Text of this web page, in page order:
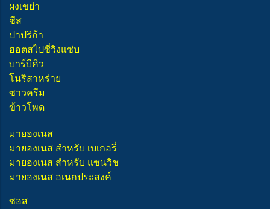
ผงเขย่า
ชีส
ปาปริก้า
ฮอตสไปซี่วิงแซ่บ
บาร์บีคิว
โนริสาหร่าย
ซาวครีม
ข้าวโพด
มายองเนส
มายองเนส สำหรับ เบเกอรี่
มายองเนส สำหรับ แซนวิช
มายองเนส อเนกประสงค์
ซอส